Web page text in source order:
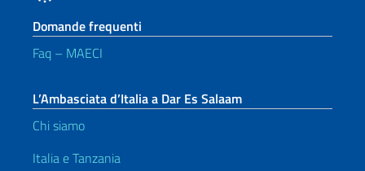
Domande frequenti
Faq – MAECI
L’Ambasciata d’Italia a Dar Es Salaam
Chi siamo
Italia e Tanzania